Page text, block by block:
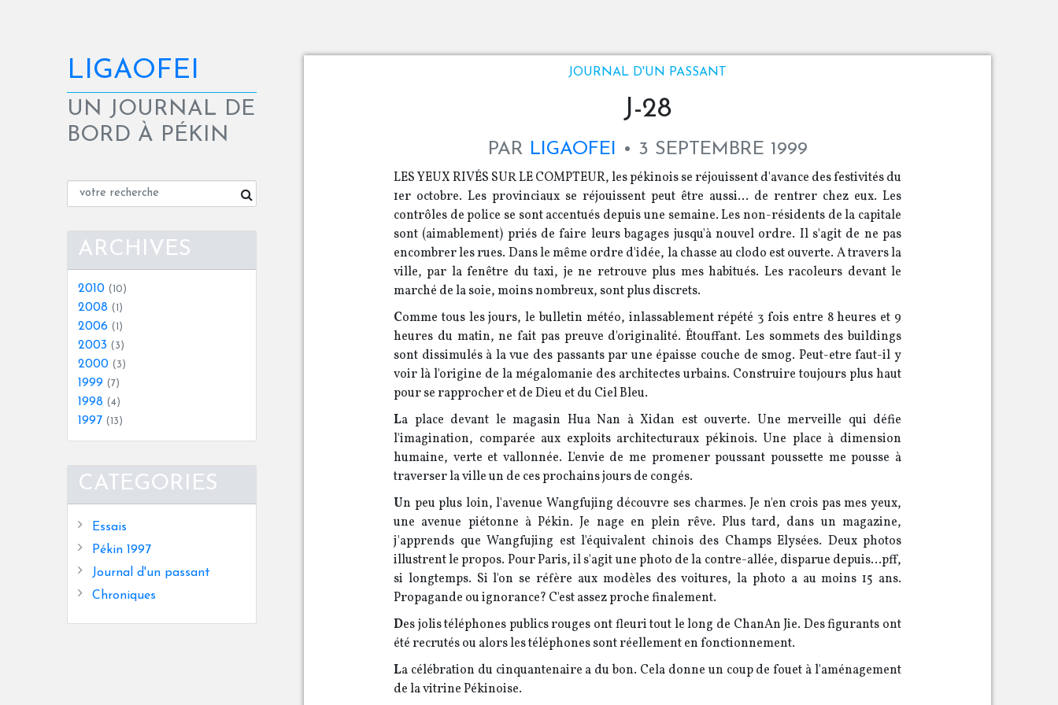
LIGAOFEI
UN JOURNAL DE
BORD À PÉKIN
ARCHIVES
2010 (10)
2008 (1)
2006 (1)
2003 (3)
2000 (3)
1999 (7)
1998 (4)
1997 (13)
CATEGORIES
Essais
Pékin 1997
Journal d'un passant
Chroniques
JOURNAL D'UN PASSANT
J-28
PAR LIGAOFEI 3 SEPTEMBRE 1999
LES YEUX RIVÉS SUR LE COMPTEUR,les pékinois se réjouissent d'avance des festivités du
1er octobre. Les provinciaux se réjouissent peut être aussi... de rentrer chez eux. Les
contrôles de police se sont accentués depuis une semaine. Les non-résidents de la capitale
sont (aimablement) priés de faire leurs bagages jusqu'à nouvel ordre. Il s'agit de ne pas
encombrer les rues. Dans le même ordre d'idée, la chasse au clodo est ouverte. A travers la
ville, par la fenêtre du taxi, je ne retrouve plus mes habitués. Les racoleurs devant le
marché de la soie, moins nombreux, sont plus discrets.
Comme tous les jours, le bulletin météo, inlassablement répété 3 fois entre 8 heures et 9
heures du matin, ne fait pas preuve d'originalité. Étouffant. Les sommets des buildings
sont dissimulés à la vue des passants par une épaisse couche de smog. Peut-etre faut-il y
voir là l'origine de la mégalomanie des architectes urbains. Construire toujours plus haut
pour se rapprocher et de Dieu et du Ciel Bleu.
La place devant le magasin Hua Nan à Xidan est ouverte. Une merveille qui défie
l'imagination, comparée aux exploits architecturaux pékinois. Une place à dimension
humaine, verte et vallonnée. L'envie de me promener poussant poussette me pousse à
traverser la ville un de ces prochains jours de congés.
Un peu plus loin, l'avenue Wangfujing découvre ses charmes. Je n'en crois pas mes yeux,
une avenue piétonne à Pékin. Je nage en plein rêve. Plus tard, dans un magazine,
j'apprends que Wangfujing est l'équivalent chinois des Champs Elysées. Deux photos
illustrent le propos. Pour Paris, il s'agit une photo de la contre-allée, disparue depuis...pff,
si longtemps. Si l'on se réfère aux modèles des voitures, la photo a au moins 15 ans.
Propagande ou ignorance? C'est assez proche finalement.
Des jolis téléphones publics rouges ont fleuri tout le long de ChanAn Jie. Des figurants ont
été recrutés ou alors les téléphones sont réellement en fonctionnement.
La célébration du cinquantenaire a du bon. Cela donne un coup de fouet à l'aménagement
de la vitrine Pékinoise.